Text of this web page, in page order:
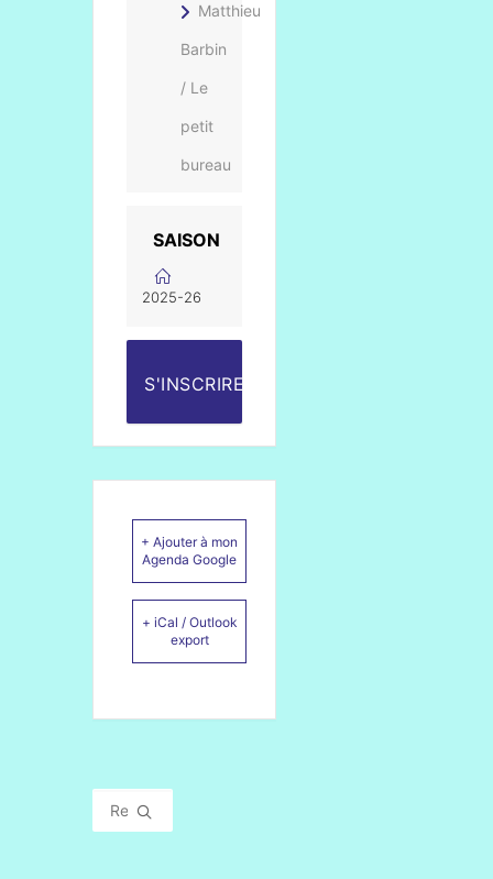
Matthieu
Barbin
/ Le
petit
bureau
SAISON
2025-26
S'INSCRIRE
+ Ajouter à mon
Agenda Google
+ iCal / Outlook
export